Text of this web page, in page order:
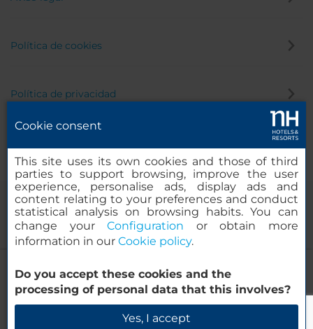
NH Brugge
Verificar disponibilidad
Política de cookies
Política de privacidad
© 2000-2026 MINOR HOTELS EUROPE & AMERICAS Santa Engracia,
120. 28003 Madrid, España
Cookie consent
This site uses its own cookies and those of third
parties to support browsing, improve the user
experience, personalise ads, display ads and
content relating to your preferences and conduct
statistical analysis on browsing habits. You can
change yourConfiguration or obtain more
information in our Cookie policy.
Do you accept these cookies and the
processing of personal data that this involves?
Yes, I accept